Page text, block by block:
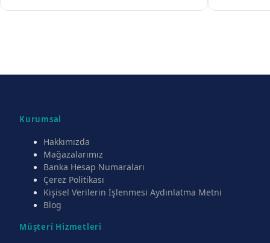
Kurumsal
Hakkımızda
Mağazalarımız
Banka Hesap Numaraları
Çerez Politikası
Kişisel Verilerin İşlenmesi Aydınlatma Metni
Blog
Müşteri Hizmetleri